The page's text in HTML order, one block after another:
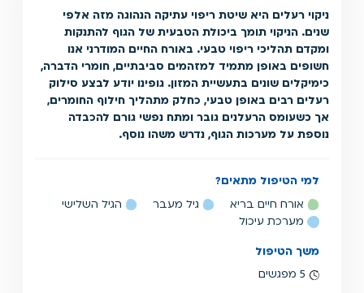
ניקוי רעלים היא שיטת ריפוי עתיקה הנהוגה מזה אלפי
שנים. הניקוי תומך ביכולת הטבעית של הגוף להתנקות
ומקדם תהליכי ריפוי טבעי. באורח החיים המודרני אנו
חשופים באופן מתמיד למזהמים סביבתיים, חומרי הדברה,
כימיקלים שונים בתעשיית המזון. גופינו יודע לבצע סילוק
רעלים רבים באופן טבעי, כחלק מתהליך חילוף החומרים,
אך כשעומס הרעלנים גובר ומתח נפשי גורם להכבדה
נוספת על מערכות הגוף, נדרש משהו נוסף.
למי הטיפול מתאים?
אורח חיים בריא
גיל מעבר
הגיל השלישי
מערכת עיכול
משך הטיפול
5 מפגשים